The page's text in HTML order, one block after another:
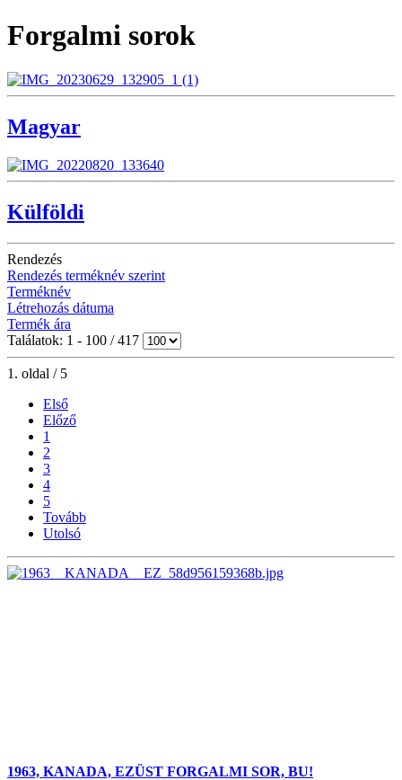
Forgalmi sorok
Magyar
Külföldi
Rendezés
Rendezés terméknév szerint
Terméknév
Létrehozás dátuma
Termék ára
Találatok: 1 - 100 / 417
1. oldal / 5
Első
Előző
1
2
3
4
5
Tovább
Utolsó
1963, KANADA, EZÜST FORGALMI SOR, BU!